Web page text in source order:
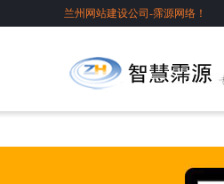
兰州网站建设公司-霈源网络！